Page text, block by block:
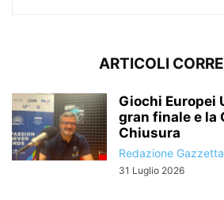
ARTICOLI
Giochi Europei
gran finale e la
Chiusura
Redazione
31 Luglio 2026